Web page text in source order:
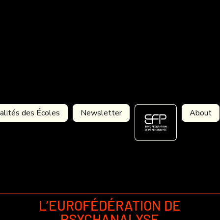
des Écoles Newsletter About
L’EUROFÉDÉRATION DE